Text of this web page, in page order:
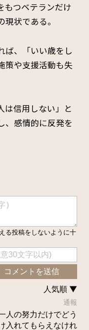
もつベテランだけ
状である。
ば、「いい歳をし
策や支援活動も失
は信用しない」と
、感情的に反発を